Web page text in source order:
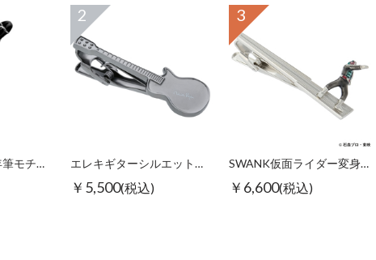
【スワンク】万年筆モチーフグラスホルダー
2
エレキギターシルエットタイピン ブラック
￥5,500(税込)
3
SWANK仮面ライダー変身タイピン
￥6,600(税込)